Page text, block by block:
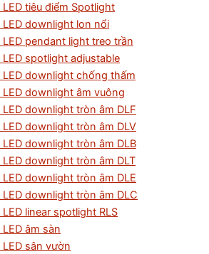
tiêu điểm Spotlight
downlight lon nổi
pendant light treo trần
spotlight adjustable
downlight chống thấm
downlight âm vuông
downlight tròn âm DLF
downlight tròn âm DLV
downlight tròn âm DLB
downlight tròn âm DLT
downlight tròn âm DLE
downlight tròn âm DLC
linear spotlight RLS
âm sàn
sân vườn